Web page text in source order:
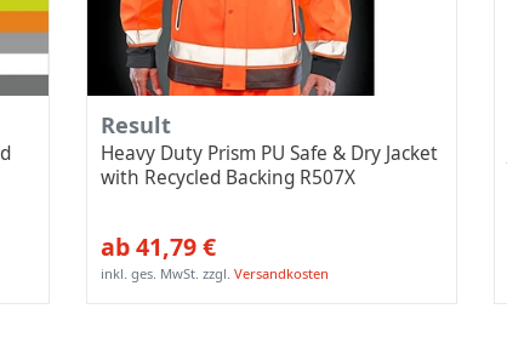
Result
Heavy Duty Prism PU Safe & Dry Jacket
with Recycled Backing R507X
ab 41,79 €
inkl. ges. MwSt. zzgl.Versandkosten